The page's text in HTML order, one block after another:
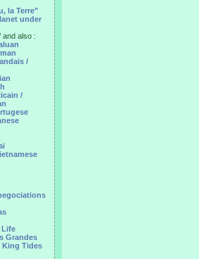
la Terre"
under
and also :
/
/
Life
Grandes
King Tides